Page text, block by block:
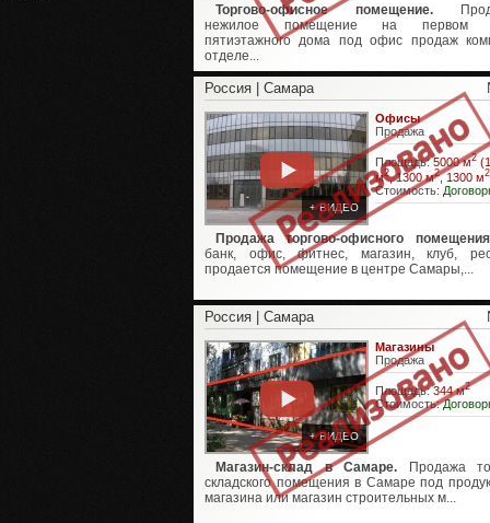
Торгово-офисное помещение.
нежилое помещение на первом
пятиэтажного дома под офис продаж
отделе...
Россия | Самара
+ ВИДЕО
Офисы
Продажа
Площадь:5000 м2
м2, 1300 м2, 1300 м2
Стоимость:
Продажа торгово-офисного
банк, офис, фитнес, магазин, клуб,
продается помещение в центре Самары,...
Россия | Самара
+ ВИДЕО
Магазины
Продажа
Площадь:344 м2
Стоимость:
Магазин-склад в Самаре. Продажа
складского помещения в Самаре под
магазина или магазин строительных м...